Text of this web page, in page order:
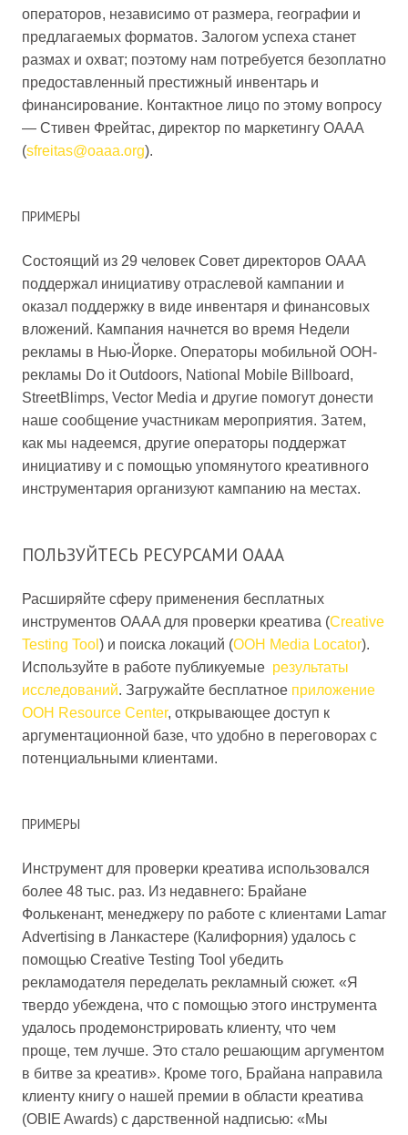
операторов, независимо от размера, географии и
предлагаемых форматов. Залогом успеха станет
размах и охват; поэтому нам потребуется безоплатно
предоставленный престижный инвентарь и
финансирование. Контактное лицо по этому вопросу
— Стивен Фрейтас, директор по маркетингу OAAA
(sfreitas@oaaa.org).
ПРИМЕРЫ
Состоящий из 29 человек Совет директоров OAAA
поддержал инициативу отраслевой кампании и
оказал поддержку в виде инвентаря и финансовых
вложений. Кампания начнется во время Недели
рекламы в Нью-Йорке. Операторы мобильной OOH-
рекламы Do it Outdoors, National Mobile Billboard,
StreetBlimps, Vector Media и другие помогут донести
наше сообщение участникам мероприятия. Затем,
как мы надеемся, другие операторы поддержат
инициативу и с помощью упомянутого креативного
инструментария организуют кампанию на местах.
ПОЛЬЗУЙТЕСЬ РЕСУРСАМИ OAAA
Расширяйте сферу применения бесплатных
инструментов OAAA для проверки креатива (Creative
Testing Tool ) и поиска локаций (OOH Media Locator).
Используйте в работе публикуемые результаты
исследований. Загружайте бесплатное приложение
OOH Resource Center, открывающее доступ к
аргументационной базе, что удобно в переговорах с
потенциальными клиентами.
ПРИМЕРЫ
Инструмент для проверки креатива использовался
более 48 тыс. раз. Из недавнего: Брайане
Фолькенант, менеджеру по работе с клиентами Lamar
Advertising в Ланкастере (Калифорния) удалось с
помощью Creative Testing Tool убедить
рекламодателя переделать рекламный сюжет. «Я
твердо убеждена, что с помощью этого инструмента
удалось продемонстрировать клиенту, что чем
проще, тем лучше. Это стало решающим аргументом
в битве за креатив». Кроме того, Брайана направила
клиенту книгу о нашей премии в области креатива
(OBIE Awards) с дарственной надписью: «Мы